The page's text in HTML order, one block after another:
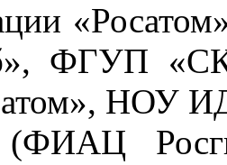
ФГУП
(ФИАЦ